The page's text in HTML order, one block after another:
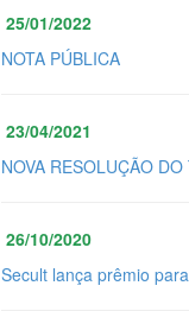
25/01/2022
NOTA PÚBLICA
23/04/2021
NOVA RESOLUÇÃO
26/10/2020
Secult lança prêmio